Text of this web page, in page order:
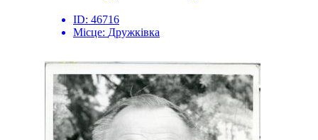
ID: 46716
Місце: Дружківка